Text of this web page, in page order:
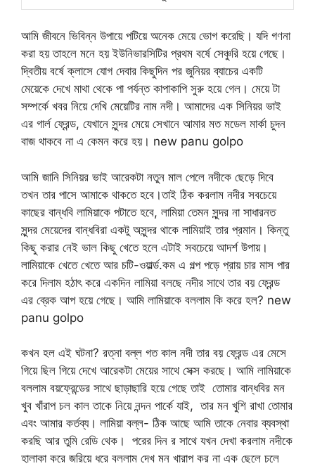
আমি জীবনে ভিবিন্ন উপায়ে পটিয়ে অনেক মেয়ে ভোগ করেছি। যদি গণনা
করা হয় তাহলে মনে হয় ইউনিভারসিটির প্রথম বর্ষে সেঞ্চুরি হয়ে গেছে।
দ্বিতীয় বর্ষে ক্লাসে যোগ দেবার কিছুদিন পর জুনিয়র ব্যাচের একটি
মেয়েকে দেখে মাথা থেকে পা পর্যন্ত কাপাকাপি সুরু হয়ে গেল। মেয়ে টা
সম্পর্কে খবর নিয়ে দেখি মেয়েটির নাম নদী। আমাদের এক সিনিয়র ভাই
এর গার্ল ফ্রেন্ড, যেখানে সুন্দর মেয়ে সেখানে আমার মত মডেল মার্কা চুদন
বাজ থাকবে না এ কেমন করে হয়। new panu golpo
আমি জানি সিনিয়র ভাই আরেকটা নতুন মাল পেলে নদীকে ছেড়ে দিবে
তখন তার পাসে আমাকে থাকতে হবে।তাই ঠিক করলাম নদীর সবচেয়ে
কাছের বান্ধবি লামিয়াকে পটাতে হবে, লামিয়া তেমন সুন্দর না সাধারনত
সুন্দর মেয়েদের বান্ধবিরা একটু অসুন্দর থাকে লামিয়াই তার প্রমান। কিন্তু
কিছু করার নেই ভাল কিছু খেতে হলে এটাই সবচেয়ে আদর্শ উপায়।
লামিয়াকে খেতে খেতে আর চটি-ওয়ার্ল্ড.কম এ গল্প পড়ে প্রায় চার মাস পার
করে দিলাম হঠাৎ করে একদিন লামিয়া বলছে নদীর সাথে তার বয় ফ্রেন্ড
এর ব্রেক আপ হয়ে গেছে। আমি লামিয়াকে বললাম কি করে হল? new
panu golpo
কখন হল এই ঘটনা? রত্না বল্ল গত কাল নদী তার বয় ফ্রেন্ড এর মেসে
গিয়ে ছিল গিয়ে দেখে আরেকটা মেয়ের সাথে সেক্স করছে। আমি লামিয়াকে
বললাম বয়ফ্রেন্ডের সাথে ছাড়াছারি হয়ে গেছে তাই তোমার বান্ধবির মন
খুব খাঁরাপ চল কাল তাকে নিয়ে নন্দন পার্কে যাই, তার মন খুশি রাখা তোমার
এবং আমার কর্তব্য। লামিয়া বল্ল- ঠিক আছে আমি তাকে নেবার ব্যবস্থা
করছি আর তুমি রেডি থেক। পরের দিন র সাথে যখন দেখা করলাম নদীকে
হালাকা করে জরিয়ে ধরে বললাম দেখ মন খারাপ কর না এক ছেলে চলে